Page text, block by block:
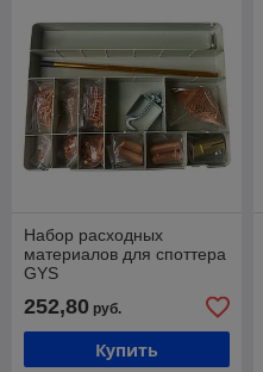
Набор расходных
материалов для споттера
GYS
252,80 руб.
Купить